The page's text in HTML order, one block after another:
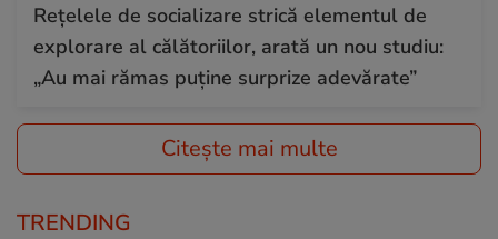
Rețelele de socializare strică elementul de
explorare al călătoriilor, arată un nou studiu:
„Au mai rămas puține surprize adevărate”
Citește mai multe
TRENDING